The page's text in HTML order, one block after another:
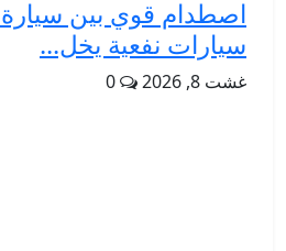
سيارات نفعية يخل...
غشت 8, 2026 0